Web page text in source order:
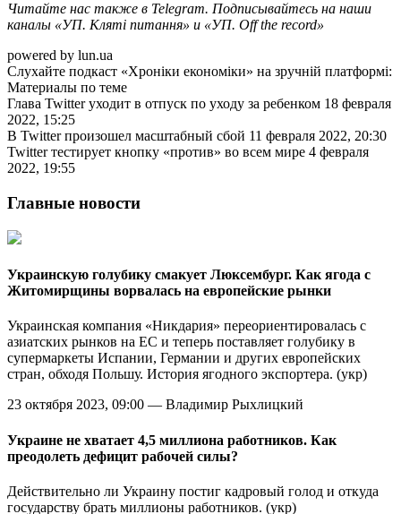
Читайте нас также в Telegram. Подписывайтесь на наши
каналы «УП. Кляті питання» и «УП. Off the record»
powered by lun.ua
Слухайте подкаст «Хроніки економіки» на зручній платформі:
Материалы по теме
Глава Twitter уходит в отпуск по уходу за ребенком 18 февраля
2022, 15:25
В Twitter произошел масштабный сбой 11 февраля 2022, 20:30
Twitter тестирует кнопку «против» во всем мире 4 февраля
2022, 19:55
Главные новости
Украинскую голубику cмакует Люксембург. Как ягода с
Житомирщины ворвалась на европейские рынки
Украинская компания «Никдария» переориентировалась с
азиатских рынков на ЕС и теперь поставляет голубику в
супермаркеты Испании, Германии и других европейских
стран, обходя Польшу. История ягодного экспортера. (укр)
23 октября 2023, 09:00 — Владимир Рыхлицкий
Украине не хватает 4,5 миллиона работников. Как
преодолеть дефицит рабочей силы?
Действительно ли Украину постиг кадровый голод и откуда
государству брать миллионы работников. (укр)